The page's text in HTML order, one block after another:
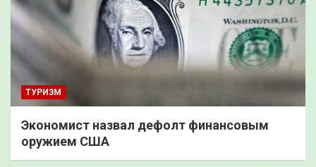
ТУРИЗМ
Экономист назвал дефолт финансовым
оружием США